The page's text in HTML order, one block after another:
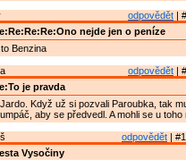
odpovědět |
nejde jen o peníze
Benzina
odpovědět |
je pravda
Když už si pozvali Paroubka, tak
aby se předvedl. A mohli se u toho
odpovědět |
Vysočiny